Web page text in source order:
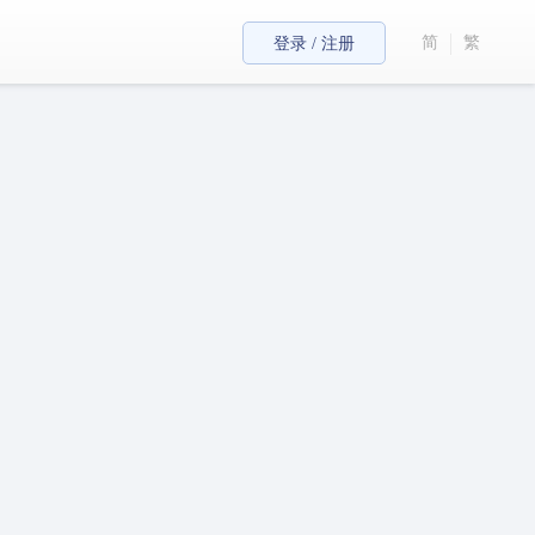
登录 / 注册 简 繁